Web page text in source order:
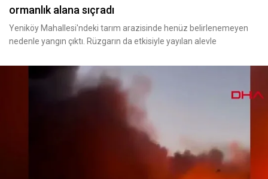
ormanlık alana sıçradı
Yeniköy Mahallesi'ndeki tarım arazisinde henüz belirlenemeyen
nedenle yangın çıktı. Rüzgarın da etkisiyle yayılan alevle